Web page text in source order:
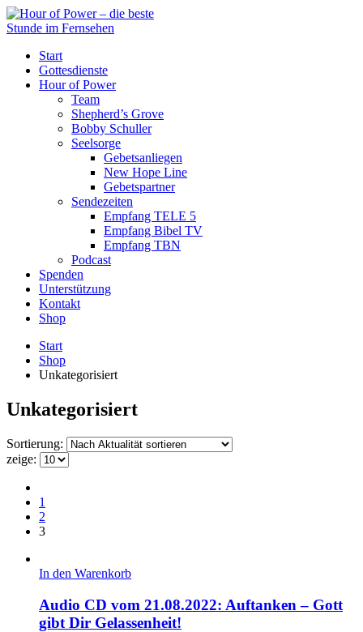
Start
Gottesdienste
Hour of Power
Team
Shepherd’s Grove
Bobby Schuller
Seelsorge
Gebetsanliegen
New Hope Line
Gebetspartner
Sendezeiten
Empfang TELE 5
Empfang Bibel TV
Empfang TBN
Podcast
Spenden
Unterstützung
Kontakt
Shop
Start
Shop
Unkategorisiert
Unkategorisiert
Sortierung:
zeige:
1
2
3
In den Warenkorb
Audio CD vom 21.08.2022: Auftanken – Gott
gibt Dir Gelassenheit!